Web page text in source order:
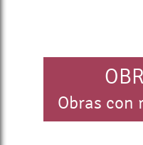
Obras con